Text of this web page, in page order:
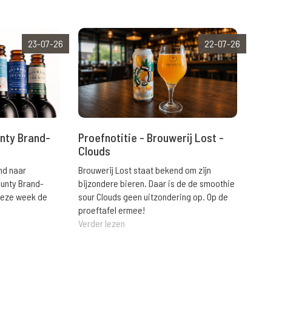
23-07-26
Brand-
naar
Brand-
week de
22-07-26
Proefnotitie - Brouwerij Lost -
Clouds
Brouwerij Lost staat bekend om zijn
bijzondere bieren. Daar is de de smoothie
sour Clouds geen uitzondering op. Op de
proeftafel ermee!
Verder lezen